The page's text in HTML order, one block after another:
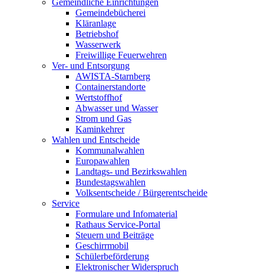
Gemeindliche Einrichtungen
Gemeindebücherei
Kläranlage
Betriebshof
Wasserwerk
Freiwillige Feuerwehren
Ver- und Entsorgung
AWISTA-Starnberg
Containerstandorte
Wertstoffhof
Abwasser und Wasser
Strom und Gas
Kaminkehrer
Wahlen und Entscheide
Kommunalwahlen
Europawahlen
Landtags- und Bezirkswahlen
Bundestagswahlen
Volksentscheide / Bürgerentscheide
Service
Formulare und Infomaterial
Rathaus Service-Portal
Steuern und Beiträge
Geschirrmobil
Schülerbeförderung
Elektronischer Widerspruch